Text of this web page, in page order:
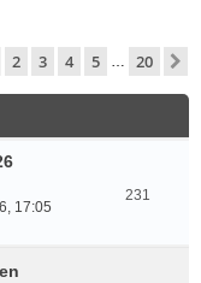
1von 20
2 3 4 5 … 20
17:05
231